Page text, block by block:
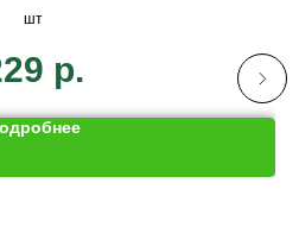
шт
р.